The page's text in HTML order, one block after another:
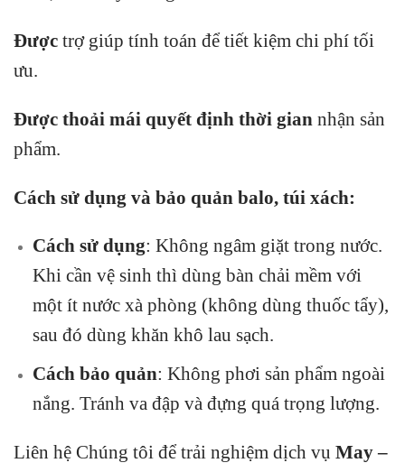
Được trợ giúp tính toán để tiết kiệm chi phí tối
ưu.
Được thoải mái quyết định thời gian nhận sản
phẩm.
Cách sử dụng và bảo quản balo, túi xách:
Cách sử dụng: Không ngâm giặt trong nước.
Khi cần vệ sinh thì dùng bàn chải mềm với
một ít nước xà phòng (không dùng thuốc tẩy),
sau đó dùng khăn khô lau sạch.
Cách bảo quản: Không phơi sản phẩm ngoài
nắng. Tránh va đập và đựng quá trọng lượng.
Liên hệ Chúng tôi để trải nghiệm dịch vụ May –